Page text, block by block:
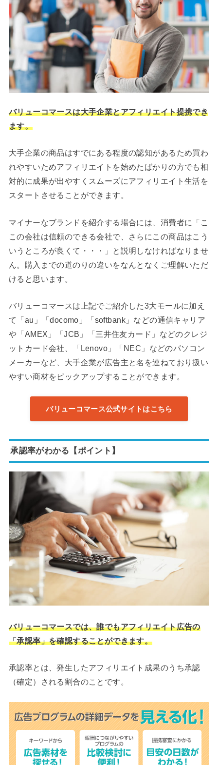
バリューコマースは大手企業とアフィリエイト提携でき
ます。
大手企業の商品はすでにある程度の認知があるため買わ
れやすいためアフィリエイトを始めたばかりの方でも相
対的に成果が出やすくスムーズにアフィリエイト生活を
スタートさせることができます。
マイナーなブランドを紹介する場合には、消費者に「こ
この会社は信頼のできる会社で、さらにこの商品はこう
いうところが良くて・・・」と説明しなければなりませ
ん。購入までの道のりの違いをなんとなくご理解いただ
けると思います。
バリューコマースは上記でご紹介した3大モールに加え
て「au」「docomo」「softbank」などの通信キャリア
や「AMEX」「JCB」「三井住友カード」などのクレジ
ットカード会社、「Lenovo」「NEC」などのパソコン
メーカーなど、大手企業が広告主と名を連ねており扱い
やすい商材をピックアップすることができます。
バリューコマース公式サイトはこちら
承認率がわかる【ポイント】
バリューコマースでは、誰でもアフィリエイト広告の
「承認率」を確認することができます。
承認率とは、発生したアフィリエイト成果のうち承認
（確定）される割合のことです。